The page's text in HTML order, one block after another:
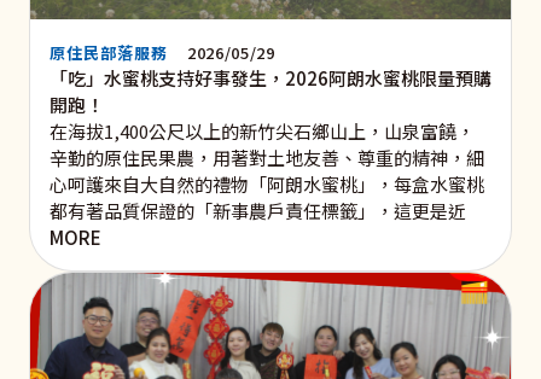
原住民部落服務 2026/05/29
「吃」水蜜桃支持好事發生，2026阿朗水蜜桃限量預購
開跑！
在海拔1,400公尺以上的新竹尖石鄉山上，山泉富饒，
辛勤的原住民果農，用著對土地友善、尊重的精神，細
心呵護來自大自然的禮物「阿朗水蜜桃」，每盒水蜜桃
都有著品質保證的「新事農戶責任標籤」，這更是近
MORE